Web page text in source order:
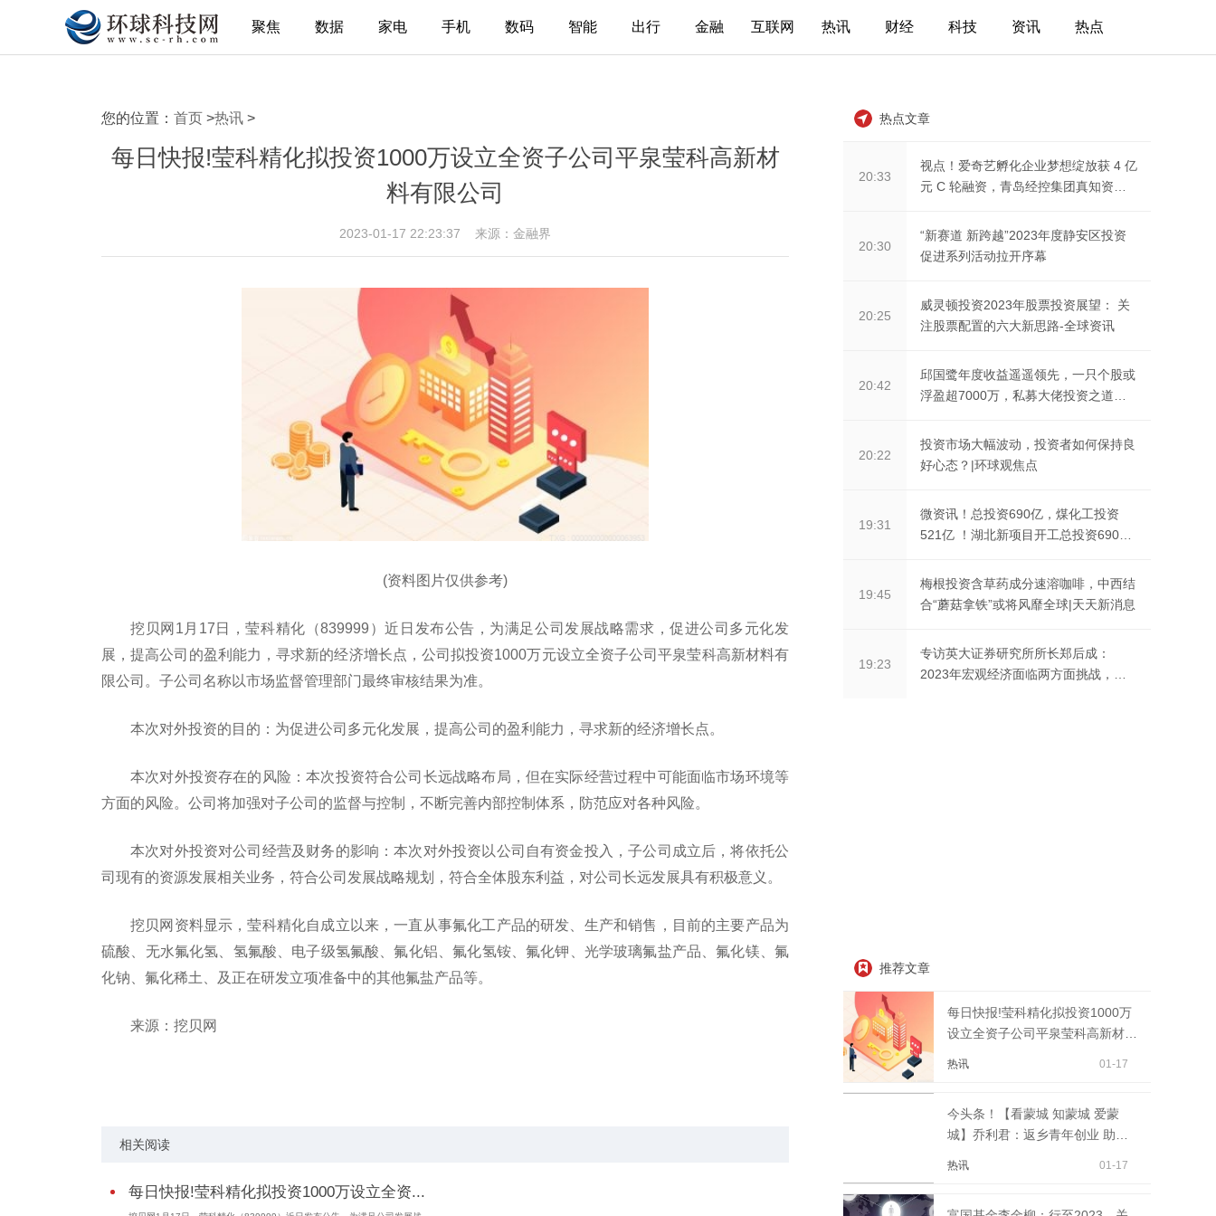
聚焦 数据 家电 手机 数码 智能 出行 金融 互联网 热讯 财经 科技 资讯 热点
您的位置： 首页 >热讯 >
每日快报!莹科精化拟投资1000万设立全资子公司平泉莹科高新材
料有限公司
2023-01-17 22:23:37 来源：金融界
(资料图片仅供参考)
挖贝网1月17日，莹科精化（839999）近日发布公告，为满足公司发展战略需求，促进公司多元化发
展，提高公司的盈利能力，寻求新的经济增长点，公司拟投资1000万元设立全资子公司平泉莹科高新材料有
限公司。子公司名称以市场监督管理部门最终审核结果为准。
本次对外投资的目的：为促进公司多元化发展，提高公司的盈利能力，寻求新的经济增长点。
本次对外投资存在的风险：本次投资符合公司长远战略布局，但在实际经营过程中可能面临市场环境等
方面的风险。公司将加强对子公司的监督与控制，不断完善内部控制体系，防范应对各种风险。
本次对外投资对公司经营及财务的影响：本次对外投资以公司自有资金投入，子公司成立后，将依托公
司现有的资源发展相关业务，符合公司发展战略规划，符合全体股东利益，对公司长远发展具有积极意义。
挖贝网资料显示，莹科精化自成立以来，一直从事氟化工产品的研发、生产和销售，目前的主要产品为
硫酸、无水氟化氢、氢氟酸、电子级氢氟酸、氟化铝、氟化氢铵、氟化钾、光学玻璃氟盐产品、氟化镁、氟
化钠、氟化稀土、及正在研发立项准备中的其他氟盐产品等。
来源：挖贝网
相关阅读
每日快报!莹科精化拟投资1000万设立全资...
热点文章
20:33
视点！爱奇艺孵化企业梦想绽放获 4 亿
元 C 轮融资，青岛经控集团真知资本
20:30
“新赛道 新跨越”2023年度静安区投资
促进系列活动拉开序幕
20:25
威灵顿投资2023年股票投资展望： 关
注股票配置的六大新思路-全球资讯
20:42
邱国鹭年度收益遥遥领先，一只个股或
浮盈超7000万，私募大佬投资之道大
20:22
投资市场大幅波动，投资者如何保持良
好心态？|环球观焦点
19:31
微资讯！总投资690亿，煤化工投资
521亿 ！湖北新项目开工总投资690
19:45
梅根投资含草药成分速溶咖啡，中西结
合“蘑菇拿铁”或将风靡全球|天天新消息
19:23
专访英大证券研究所所长郑后成：
2023年宏观经济面临两方面挑战，基
推荐文章
每日快报!莹科精化拟投资1000万
设立全资子公司平泉莹科高新材料
热讯 01-17
今头条！【看蒙城 知蒙城 爱蒙
城】乔利君：返乡青年创业 助力
热讯 01-17